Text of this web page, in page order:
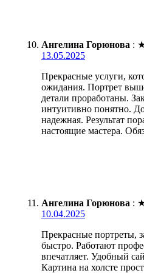
Ангелина Горюнова :
13.05.2025
Прекрасные услуги,
ожидания. Портрет
детали проработаны.
интуитивно понятно.
надежная. Результат
настоящие мастера.
Ангелина Горюнова :
10.04.2025
Прекрасные портреты,
быстро. Работают
впечатляет. Удобный
Картина на холсте